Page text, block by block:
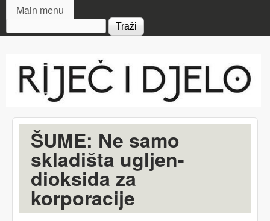
MAIN MENU
Main menu
Search form
i djelo
ŠUME: Ne samo
skladišta ugljen-
dioksida za
korporacije